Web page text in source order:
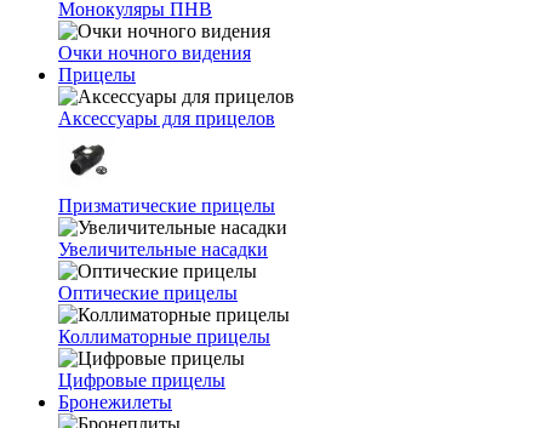
Монокуляры ПНВ
Очки ночного видения
Прицелы
Аксессуары для прицелов
Призматические прицелы
Увеличительные насадки
Оптические прицелы
Коллиматорные прицелы
Цифровые прицелы
Бронежилеты